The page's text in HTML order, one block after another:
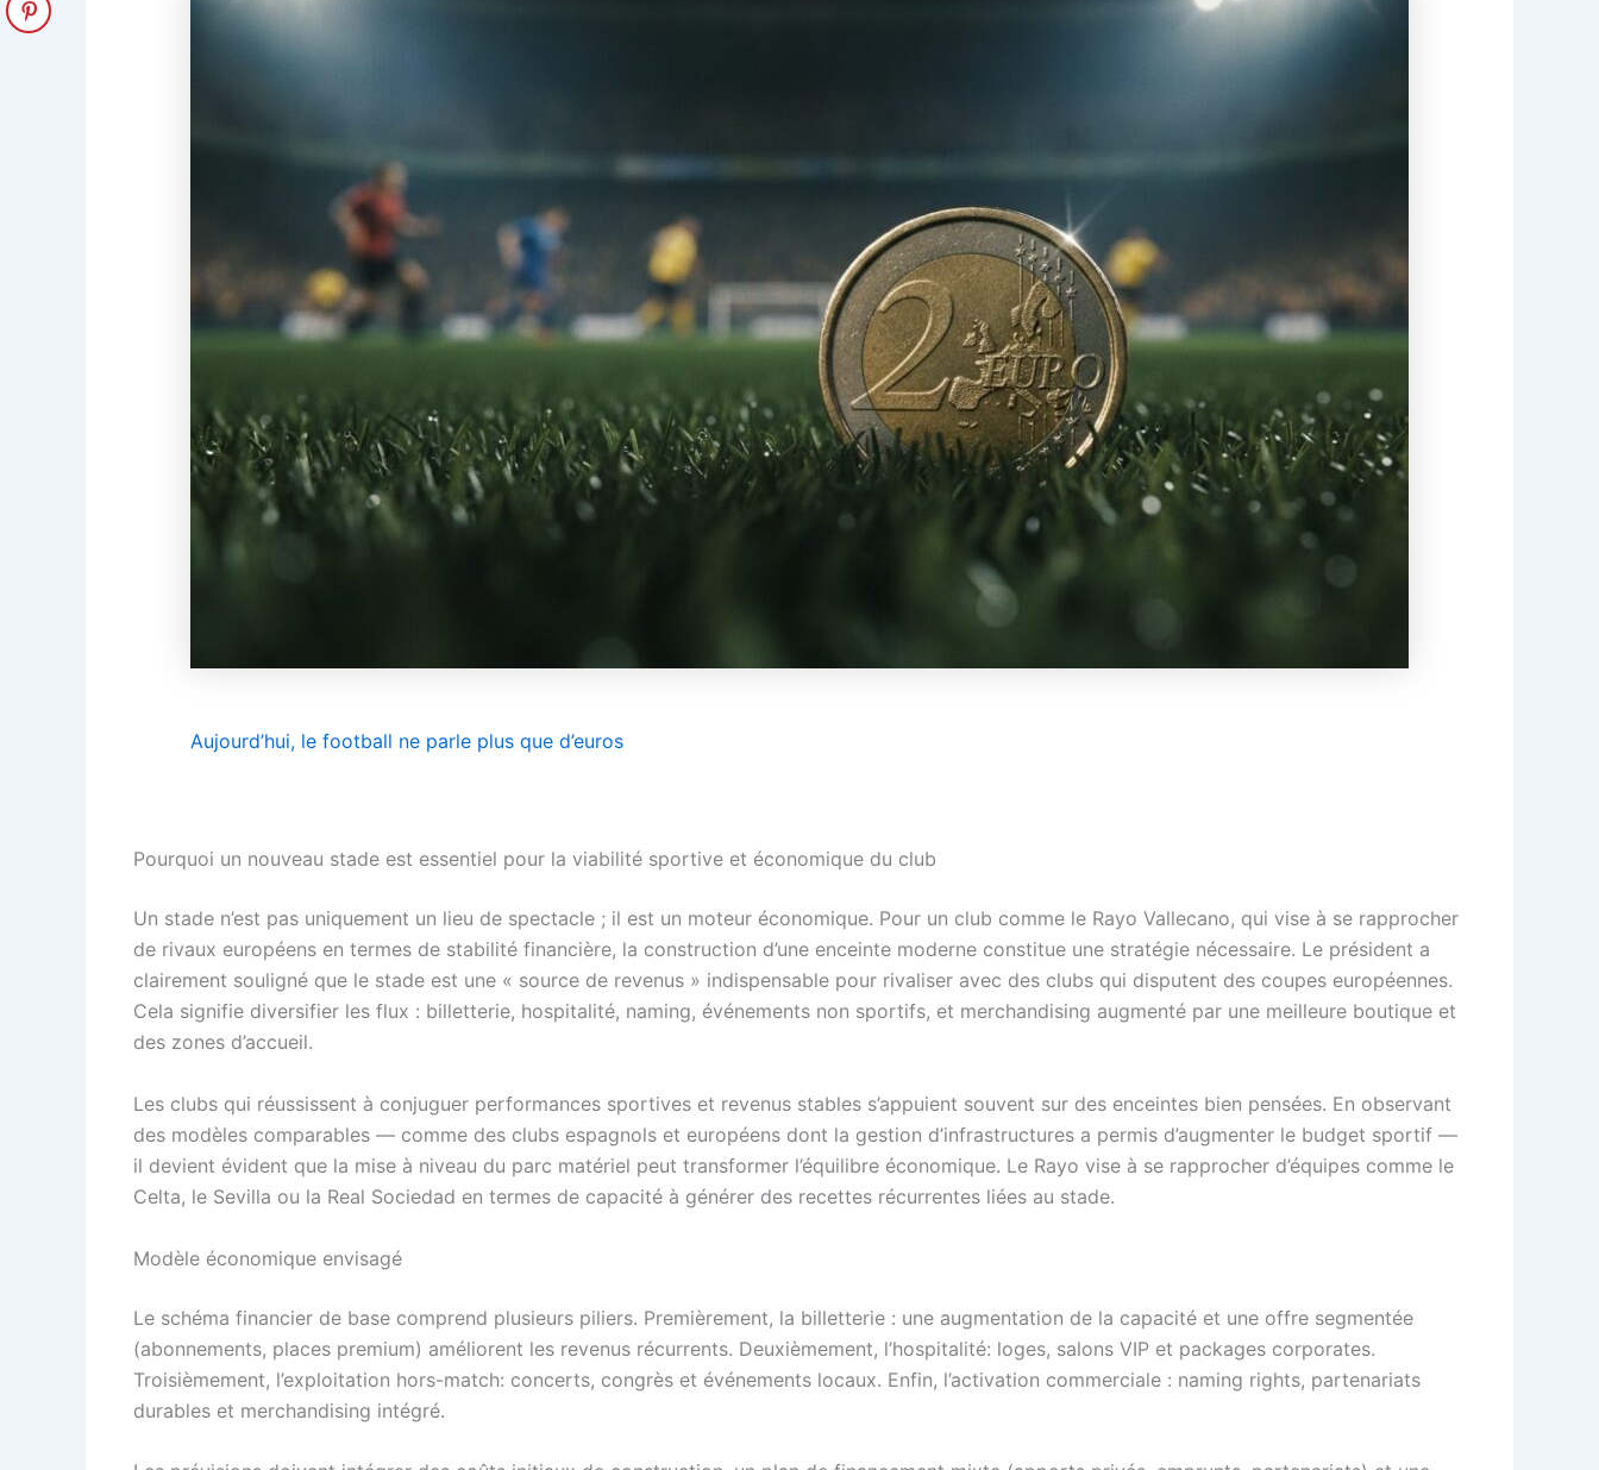
Aujourd’hui, le football ne parle plus que d’euros
Pourquoi un nouveau stade est essentiel pour la viabilité sportive et économique du club
Un stade n’est pas uniquement un lieu de spectacle ; il est un moteur économique. Pour un club comme le Rayo Vallecano, qui vise à se rapprocher
de rivaux européens en termes de stabilité financière, la construction d’une enceinte moderne constitue une stratégie nécessaire. Le président a
clairement souligné que le stade est une « source de revenus » indispensable pour rivaliser avec des clubs qui disputent des coupes européennes.
Cela signifie diversifier les flux : billetterie, hospitalité, naming, événements non sportifs, et merchandising augmenté par une meilleure boutique et
des zones d’accueil.
Les clubs qui réussissent à conjuguer performances sportives et revenus stables s’appuient souvent sur des enceintes bien pensées. En observant
des modèles comparables — comme des clubs espagnols et européens dont la gestion d’infrastructures a permis d’augmenter le budget sportif —
il devient évident que la mise à niveau du parc matériel peut transformer l’équilibre économique. Le Rayo vise à se rapprocher d’équipes comme le
Celta, le Sevilla ou la Real Sociedad en termes de capacité à générer des recettes récurrentes liées au stade.
Modèle économique envisagé
Le schéma financier de base comprend plusieurs piliers. Premièrement, la billetterie : une augmentation de la capacité et une offre segmentée
(abonnements, places premium) améliorent les revenus récurrents. Deuxièmement, l’hospitalité: loges, salons VIP et packages corporates.
Troisièmement, l’exploitation hors-match: concerts, congrès et événements locaux. Enfin, l’activation commerciale : naming rights, partenariats
durables et merchandising intégré.